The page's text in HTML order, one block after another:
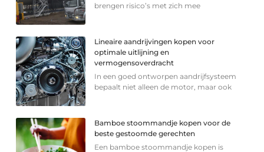
brengen risico’s met zich mee
Lineaire aandrijvingen kopen voor
optimale uitlijning en
vermogensoverdracht
In een goed ontworpen aandrijfsysteem
bepaalt niet alleen de motor, maar ook
Bamboe stoommandje kopen voor de
beste gestoomde gerechten
Een bamboe stoommandje kopen is